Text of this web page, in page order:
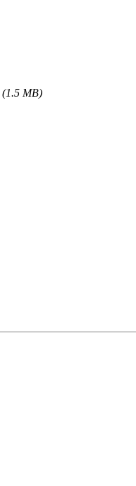
(1.5 MB)